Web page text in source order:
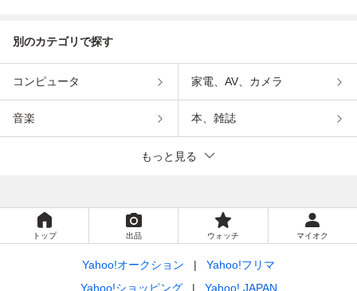
別のカテゴリで探す
コンピュータ 家電、AV、カメラ
音楽 本、雑誌
もっと見る
トップ 出品 ウォッチ マイオク
Yahoo!オークション
Yahoo!フリマ
Yahoo!ショッピング
Yahoo! JAPAN